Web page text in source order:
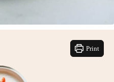
Print